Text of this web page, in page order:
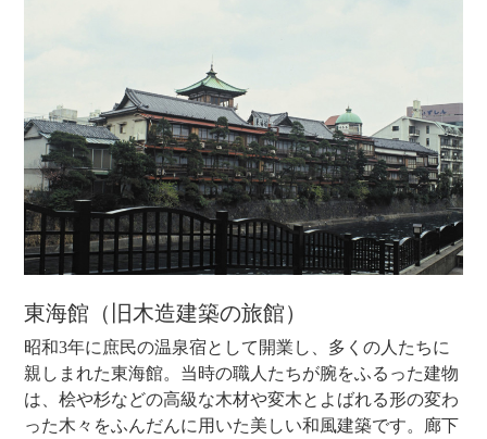
東海館（旧木造建築の旅館）
昭和3年に庶民の温泉宿として開業し、多くの人たちに
親しまれた東海館。当時の職人たちが腕をふるった建物
は、桧や杉などの高級な木材や変木とよばれる形の変わ
った木々をふんだんに用いた美しい和風建築です。廊下